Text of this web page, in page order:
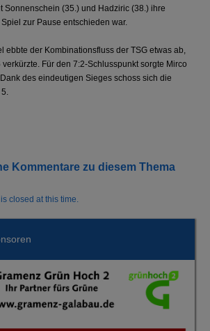
Sonnenschein (35.) und Hadziric (38.) ihre
zur Pause entschieden war.
ebbte der Kombinationsfluss der TSG etwas ab,
Für den 7:2-Schlusspunkt sorgte Mirco
des eindeutigen Sieges schoss sich die
Kommentare zu diesem Thema
closed at this time.